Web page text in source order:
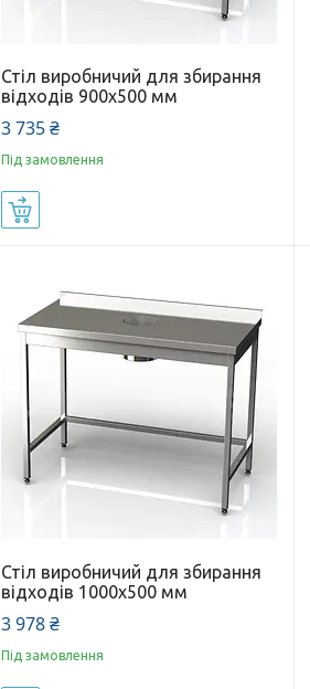
Стіл виробничий для збирання
відходів 900x500 мм
3 735 ₴
Під замовлення
Стіл виробничий для збирання
відходів 1000x500 мм
3 978 ₴
Під замовлення